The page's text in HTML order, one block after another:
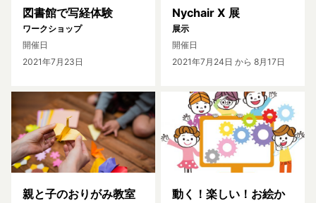
図書館で写経体験
ワークショップ
開催日
2021年7月23日
Nychair X 展
展示
開催日
2021年7月24日 から 8月17日
親と子のおりがみ教室
動く！楽しい！お絵か